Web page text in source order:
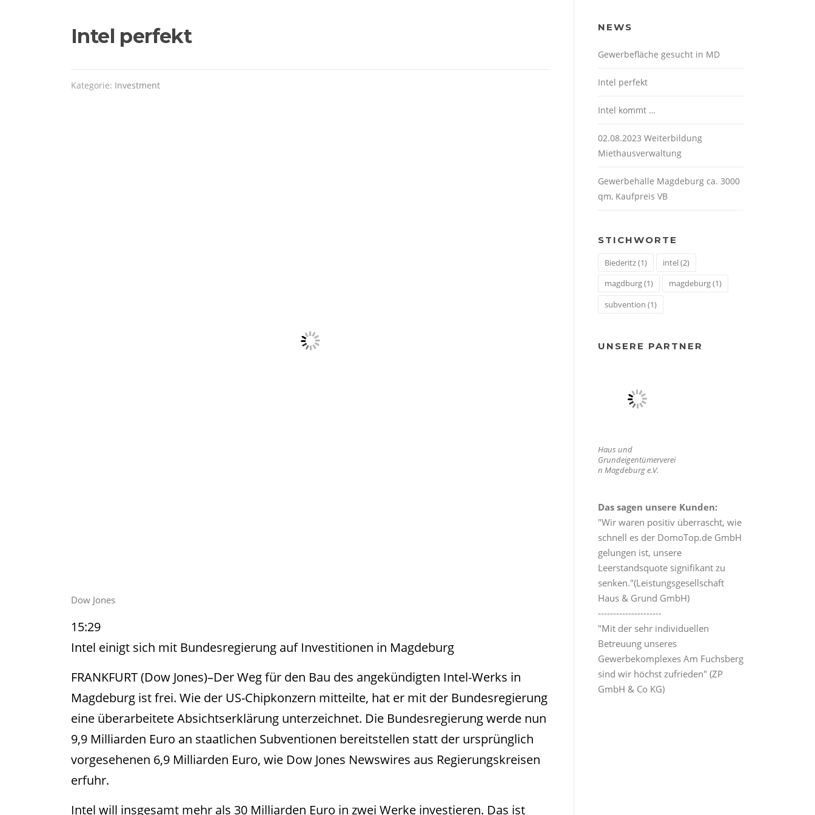
Intel perfekt
Kategorie: Investment
Dow Jones
15:29
Intel einigt sich mit Bundesregierung auf Investitionen in Magdeburg
FRANKFURT (Dow Jones)–Der Weg für den Bau des angekündigten Intel-Werks in
Magdeburg ist frei. Wie der US-Chipkonzern mitteilte, hat er mit der Bundesregierung
eine überarbeitete Absichtserklärung unterzeichnet. Die Bundesregierung werde nun
9,9 Milliarden Euro an staatlichen Subventionen bereitstellen statt der ursprünglich
vorgesehenen 6,9 Milliarden Euro, wie Dow Jones Newswires aus Regierungskreisen
erfuhr.
Intel will insgesamt mehr als 30 Milliarden Euro in zwei Werke investieren. Das ist
NEWS
Gewerbefläche gesucht in MD
Intel perfekt
Intel kommt …
02.08.2023 Weiterbildung
Miethausverwaltung
Gewerbehalle Magdeburg ca. 3000
qm, Kaufpreis VB
STICHWORTE
Biederitz(1) intel(2)
magdburg(1) magdeburg(1)
subvention (1)
UNSERE PARTNER
Haus und
Grundeigentümerverei
n Magdeburg e.V.
Das sagen unsere Kunden:
"Wir waren positiv überrascht, wie
schnell es der DomoTop.de GmbH
gelungen ist, unsere
Leerstandsquote signifikant zu
senken."(Leistungsgesellschaft
Haus & Grund GmbH)
---------------------
"Mit der sehr individuellen
Betreuung unseres
Gewerbekomplexes Am Fuchsberg
sind wir höchst zufrieden" (ZP
GmbH & Co KG)